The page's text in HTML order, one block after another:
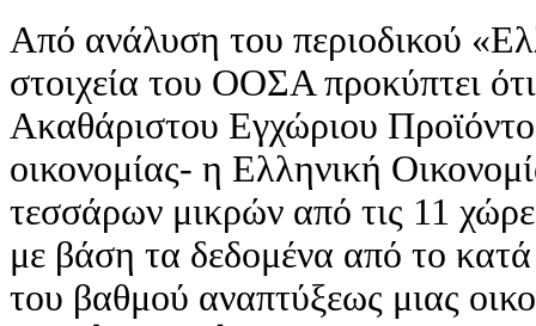
Από ανάλυση του περιοδικού
στοιχεία του ΟΟΣΑ προκύπτει
Ακαθάριστου Εγχώριου
οικονομίας- η Ελληνική
τεσσάρων μικρών από τις 11
με βάση τα δεδομένα από το
του βαθμού αναπτύξεως μιας